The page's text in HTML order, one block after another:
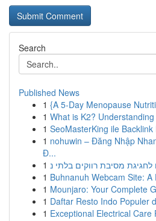
Search
Published News
1 {A 5-Day Menopause
1 What is K2?
1 SeoMasterKing ile
1 nohuwin – Đăng Nhập
Đ...
1
1 Buhnanuh Webcam Site:
1 Mounjaro: Your Complete
1 Daftar Resto Indo Populer
1 Exceptional Electrical Care